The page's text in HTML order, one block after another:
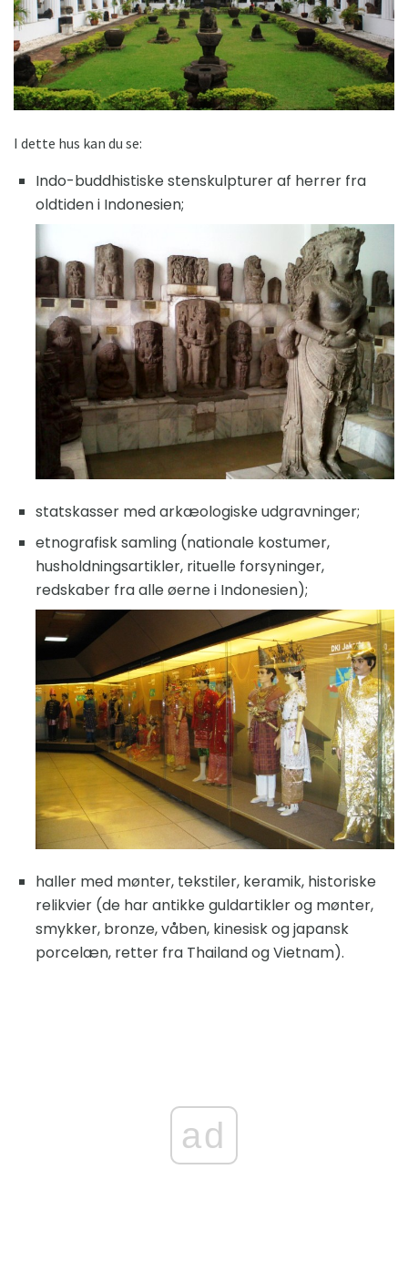
I dette hus kan du se:
Indo-buddhistiske stenskulpturer af herrer fra
oldtiden i Indonesien;
statskasser med arkæologiske udgravninger;
etnografisk samling (nationale kostumer,
husholdningsartikler, rituelle forsyninger,
redskaber fra alle øerne i Indonesien);
haller med mønter, tekstiler, keramik, historiske
relikvier (de har antikke guldartikler og mønter,
smykker, bronze, våben, kinesisk og japansk
porcelæn, retter fra Thailand og Vietnam).
ad